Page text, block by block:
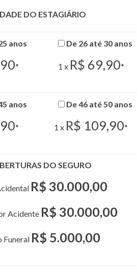
DO ESTAGIÁRIO
anos
*
De 26 até 30 anos
1 x R$ 69,90*
anos
*
De 46 até 50 anos
1 x R$ 109,90*
DO SEGURO
R$ 30.000,00
Acidente R$ 30.000,00
Funeral R$ 5.000,00